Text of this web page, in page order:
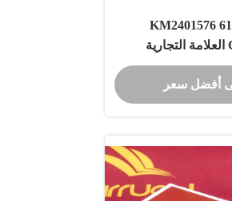
612630110002 KM2401576
CARRUCHI العلامة التجارية
FAW/SHAANXI
متعدد الطوابق
أفضل سعر